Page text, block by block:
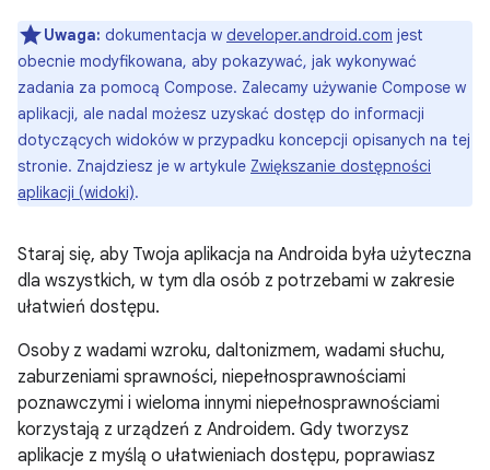
Uwaga: dokumentacja w developer.android.com jest
obecnie modyfikowana, aby pokazywać, jak wykonywać
zadania za pomocą Compose. Zalecamy używanie Compose w
aplikacji, ale nadal możesz uzyskać dostęp do informacji
dotyczących widoków w przypadku koncepcji opisanych na tej
stronie. Znajdziesz je w artykule Zwiększanie dostępności
aplikacji (widoki).
Staraj się, aby Twoja aplikacja na Androida była użyteczna
dla wszystkich, w tym dla osób z potrzebami w zakresie
ułatwień dostępu.
Osoby z wadami wzroku, daltonizmem, wadami słuchu,
zaburzeniami sprawności, niepełnosprawnościami
poznawczymi i wieloma innymi niepełnosprawnościami
korzystają z urządzeń z Androidem. Gdy tworzysz
aplikacje z myślą o ułatwieniach dostępu, poprawiasz